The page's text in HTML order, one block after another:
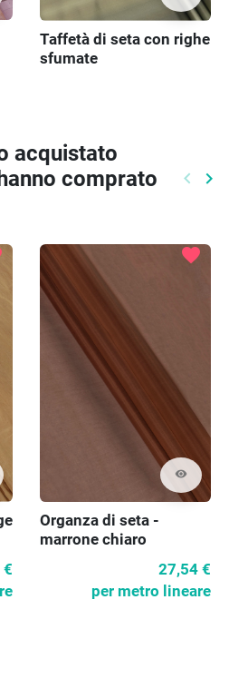
Taffetà di seta con righe
sfumate
acquistato
comprato
keyboard_arrow_left keyboard_arrow_right
€
visibility
favorite
Organza di seta -
marrone chiaro
27,54 €
per metro lineare